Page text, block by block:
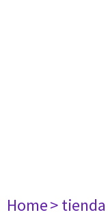
Home> tienda